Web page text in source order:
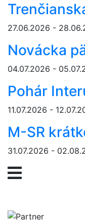
27.06.2026 -
Novácka
04.07.2026 -
Pohár
11.07.2026 -
M-SR
31.07.2026 -